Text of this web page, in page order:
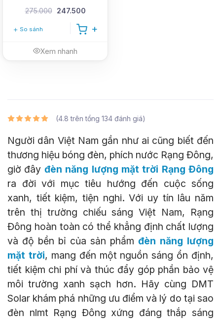
275.000 247.500
So sánh
Xem nhanh
(4.8 trên tổng 134 đánh giá)
Người dân Việt Nam gần như ai cũng biết đến
thương hiệu bóng đèn, phích nước Rạng Đông,
giờ đây đèn năng lượng mặt trời Rạng Đông
ra đời với mục tiêu hướng đến cuộc sống
xanh, tiết kiệm, tiện nghi. Với uy tín lâu năm
trên thị trường chiếu sáng Việt Nam, Rạng
Đông hoàn toàn có thể khẳng định chất lượng
và độ bền bỉ của sản phẩm đèn năng lượng
mặt trời, mang đến một nguồn sáng ổn định,
tiết kiệm chi phí và thúc đẩy góp phần bảo vệ
môi trường xanh sạch hơn. Hãy cùng DMT
Solar khám phá những ưu điểm và lý do tại sao
đèn nlmt Rạng Đông xứng đáng thắp sáng